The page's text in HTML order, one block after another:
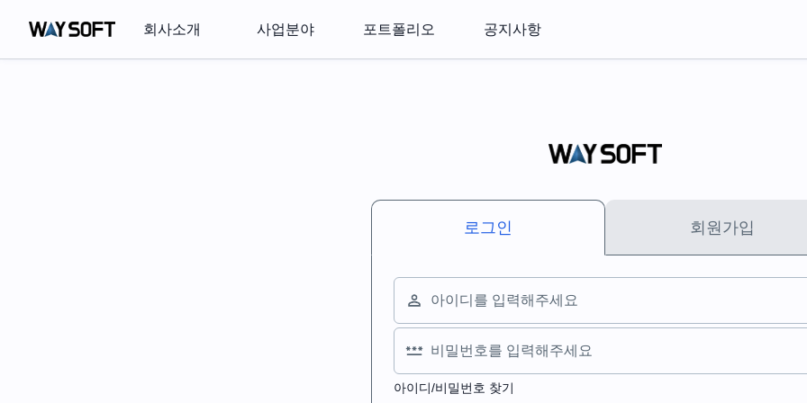
회사소개 사업분야 포트폴리오 공지사항
로그인 회원가입
아이디/비밀번호 찾기